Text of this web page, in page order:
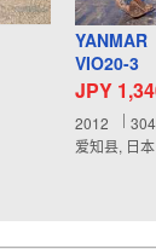
YANMAR
VIO20-3
JPY
2012
爱知县, 日本